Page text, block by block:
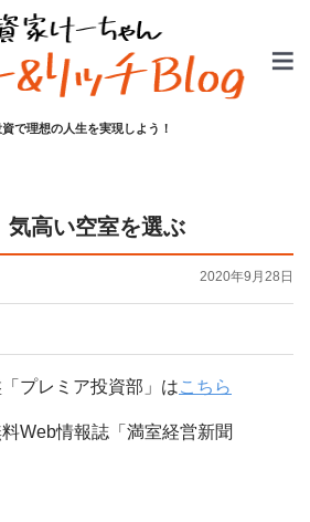
で理想の人生を実現しよう！
気高い空室を選ぶ
2020年9月28日
プレミア投資部」はこちら
Web情報誌「満室経営新聞